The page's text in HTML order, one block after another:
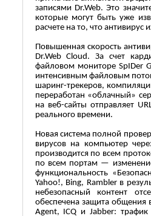
записями Dr.Web. Это
которые могут быть уже
расчете на то, что антивирус
Повышенная скорость
Dr.Web Cloud. За счет
файловом мониторе SpIDer
интенсивным файловым
шаринг-трекеров,
переработан «облачный»
на веб-сайты отправляет
реального времени.
Новая система полной
вирусов на компьютер
производится по всем
по всем портам —
функциональность
Yahoo!, Bing, Rambler в
небезопасный контент
обеспечена защита общения
Agent, ICQ и Jabber: